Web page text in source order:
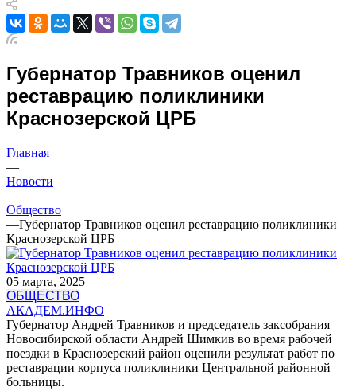
Губернатор Травников оценил
реставрацию поликлиники
Краснозерской ЦРБ
Главная
—
Новости
—
Общество
—Губернатор Травников оценил реставрацию поликлиники
Краснозерской ЦРБ
05 марта, 2025
ОБЩЕСТВО
АКАДЕМ.ИНФО
Губернатор Андрей Травников и председатель заксобрания
Новосибирской области Андрей Шимкив во время рабочей
поездки в Краснозерский район оценили результат работ по
реставрации корпуса поликлиники Центральной районной
больницы.